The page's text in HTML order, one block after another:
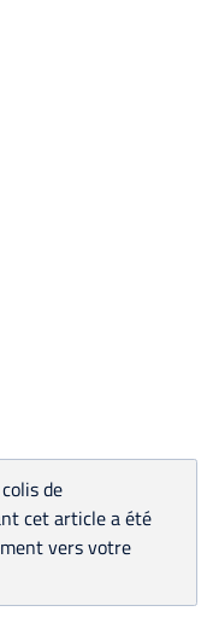
de
cet article a été
vers votre